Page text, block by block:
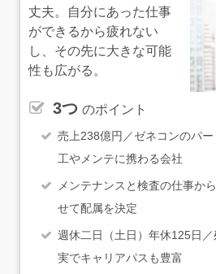
丈夫。自分にあった仕事
ができるから疲れない
し、その先に大きな可能
性も広がる。
3つ のポイント
売上238億円／ゼネコンのパ
工やメンテに携わる会社
メンテナンスと検査の仕事か
せて配属を決定
週休二日（土日）年休125日
実でキャリアパスも豊富